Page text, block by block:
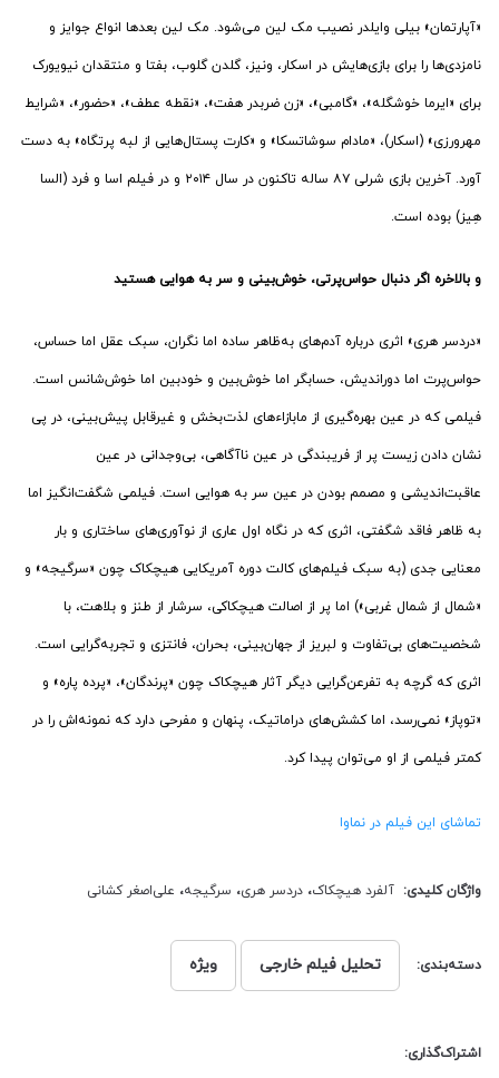
«آپارتمان» بیلی وایلدر نصیب مک لین می‌شود. مک لین بعدها انواع جوایز و
نامزدی‌ها را برای بازی‌هایش در اسکار، ونیز، گلدن گلوب، بفتا و منتقدان نیویورک
برای «ایرما خوشگله»، «گامبی»، «زن ضربدر هفت»، «نقطه عطف»، «حضور»، «شرایط
مهرورزی» (اسکار)، «مادام سوشاتسکا» و «کارت پستال‌هایی از لبه پرتگاه» به دست
آورد. آخرین بازی شرلی ۸۷ ساله تاکنون در سال ۲۰۱۴ و در فیلم اسا و فرد (السا
هِیز) بوده است.
و بالاخره اگر دنبال حواس‌پرتی، خوش‌بینی و سر به هوایی هستید
«دردسر هری» اثری درباره آدم‌های به‌ظاهر ساده اما نگران، سبک عقل اما حساس،
حواس‌پرت اما دوراندیش، حسابگر اما خوش‌بین و خودبین اما خوش‌شانس است.
فیلمی که در عین بهره‌گیری از مابازاءهای لذت‌بخش و غیرقابل پیش‌بینی، در پی
نشان دادن زیست پر از فریبندگی در عین ناآگاهی، بی‌وجدانی در عین
عاقبت‌اندیشی و مصمم بودن در عین سر به هوایی است. فیلمی شگفت‌انگیز اما
به ظاهر فاقد شگفتی، اثری که در نگاه اول عاری از نوآوری‌های ساختاری و بار
معنایی جدی (به سبک فیلم‌های کالت دوره آمریکایی هیچکاک چون «سرگیجه» و
«شمال از شمال غربی») اما پر از اصالت هیچکاکی، سرشار از طنز و بلاهت، با
شخصیت‌های بی‌تفاوت و لبریز از جهان‌بینی، بحران، فانتزی و تجربه‌گرایی است.
اثری که گرچه به تفرعن‌گرایی دیگر آثار هیچکاک چون «پرندگان»، «پرده ‌پاره» و
«توپاز» نمی‌رسد، اما کشش‌های دراماتیک، پنهان و مفرحی دارد که نمونه‌اش را در
کمتر فیلمی از او می‌توان پیدا کرد.
تماشای این فیلم در نماوا
واژگان کلیدی: آلفرد هیچکاک، دردسر هری، سرگیجه، علی‌اصغر کشانی
دسته‌بندی: تحلیل فیلم خارجی ویژه
اشتراک‌گذاری: